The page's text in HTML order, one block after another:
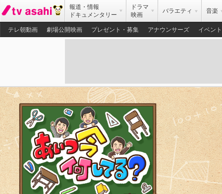
報道・情報
ドキュメンタリー
ドラマ
映画
バラエティ 音楽
テレ朝動画 劇場公開映画 プレゼント・募集 アナウンサーズ イベント